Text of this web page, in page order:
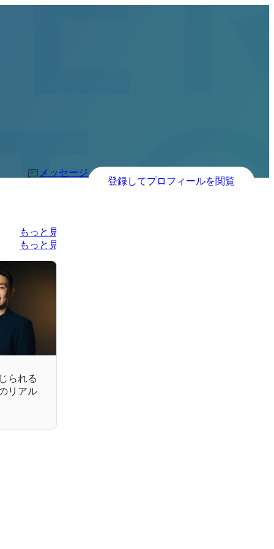
メッセージ
登録してプロフィールを閲覧
もっと見る
もっと見る
られる
リアル